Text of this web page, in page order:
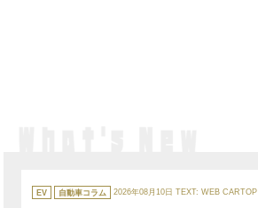
テ
ゴ
EV 自動車コラム 2026年08月10日 TEXT: WEB CARTOP